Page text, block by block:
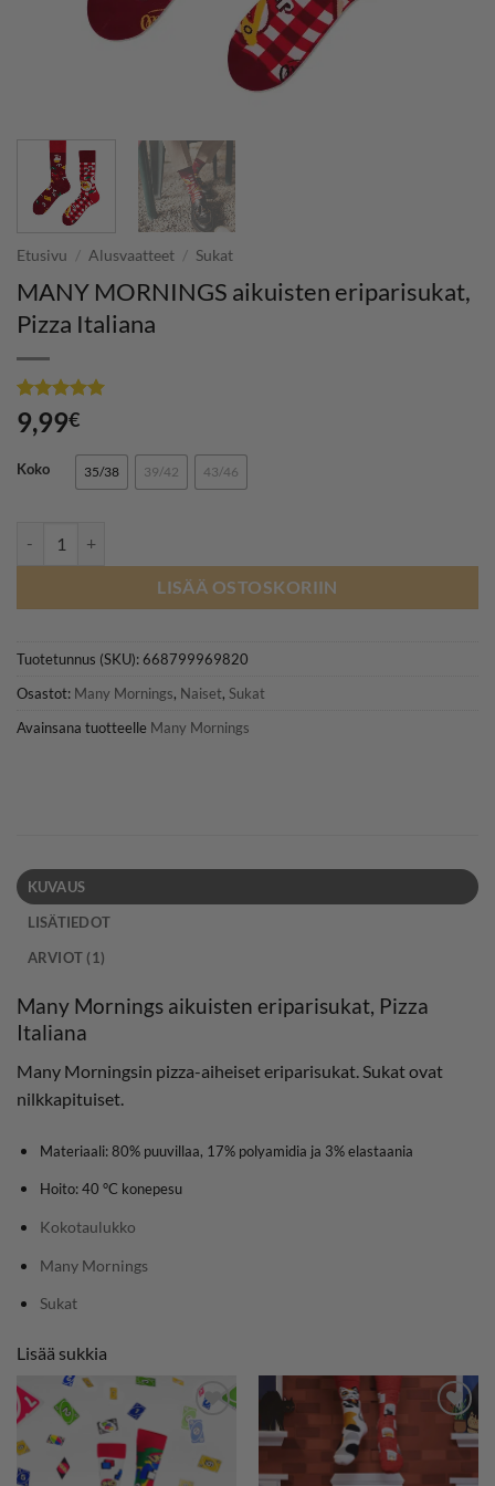
Etusivu / Alusvaatteet / Sukat
MANY MORNINGS aikuisten eriparisukat,
Pizza Italiana
Arvio5
5:stä
1
asiakkaan
arvotukseen.
9,99€
Koko 35/38 39/42 43/46
LISÄÄ OSTOSKORIIN
Tuotetunnus (SKU):668799969820
Osastot: Many Mornings, Naiset, Sukat
Avainsana tuotteelle Many Mornings
KUVAUS
LISÄTIEDOT
ARVIOT (1)
Many Mornings aikuisten eriparisukat, Pizza
Italiana
Many Morningsin pizza-aiheiset eriparisukat. Sukat ovat
nilkkapituiset.
Materiaali: 80% puuvillaa, 17% polyamidia ja 3% elastaania
Hoito: 40 °C konepesu
Kokotaulukko
Many Mornings
Sukat
Lisää sukkia
LISÄÄ
SUOSIKKEIHIN
LISÄÄ
SUOSIKKEIHIN